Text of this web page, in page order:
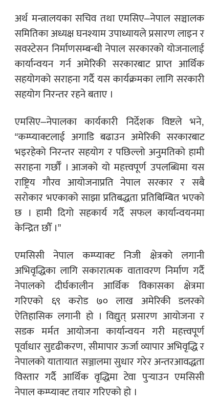
अर्थ मन्त्रालयका सचिव तथा एमसिए–नेपाल सञ्चालक
समितिका अध्यक्ष घनश्याम उपाध्यायले प्रसारण लाइन र
सवस्टेसन निर्माणसम्बन्धी नेपाल सरकारको योजनालाई
कार्यान्वयन गर्न अमेरिकी सरकारबाट प्राप्त आर्थिक
सहयोगको सराहना गर्दै यस कार्यक्रमका लागि सरकारी
सहयोग निरन्तर रहने बताए ।
एमसिए–नेपालका कार्यकारी निर्देशक विष्टले भने,
“कम्प्याक्टलाई अगाडि बढाउन अमेरिकी सरकारबाट
भइरहेको निरन्तर सहयोग र पछिल्लो अनुमतिको हामी
सराहना गर्छौँ । आजको यो महत्त्वपूर्ण उपलब्धिमा यस
राष्ट्रिय गौरव आयोजनाप्रति नेपाल सरकार र सबै
सरोकार भएकाको साझा प्रतिबद्धता प्रतिबिम्बित भएको
छ । हामी दिगो सहकार्य गर्दै सफल कार्यान्वयनमा
केन्द्रित छौँ ।”
एमसिसी नेपाल कम्प्याक्ट निजी क्षेत्रको लगानी
अभिवृद्धिका लागि सकारात्मक वातावरण निर्माण गर्दै
नेपालको दीर्घकालीन आर्थिक विकासका क्षेत्रमा
गरिएको ६९ करोड ७० लाख अमेरिकी डलरको
ऐतिहासिक लगानी हो । विद्युत् प्रसारण आयोजना र
सडक मर्मत आयोजना कार्यान्वयन गरी महत्त्वपूर्ण
पूर्वाधार सुदृढीकरण, सीमापार ऊर्जा व्यापार अभिवृद्धि र
नेपालको यातायात सञ्जालमा सुधार गरेर अन्तरआवद्धता
विस्तार गर्दै आर्थिक वृद्धिमा टेवा पुर्‍याउन एमसिसी
नेपाल कम्प्याक्ट तयार गरिएको हो ।